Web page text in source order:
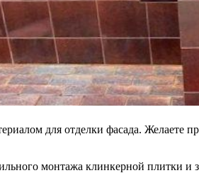
для отделки фасада.
монтажа клинкерной плитки и